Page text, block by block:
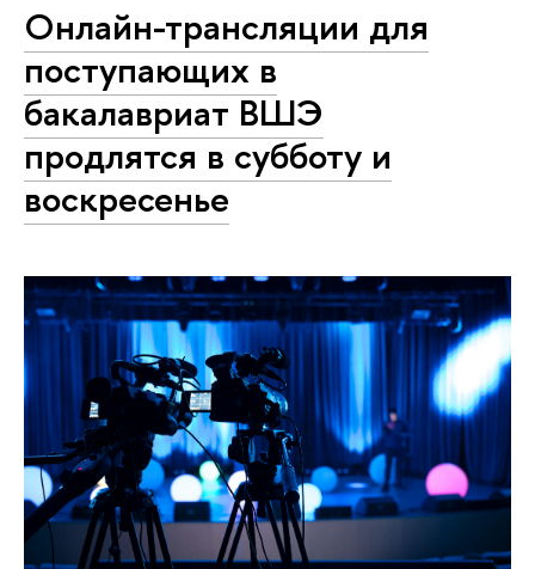
Онлайн-трансляции для
поступающих в
бакалавриат ВШЭ
продлятся в субботу и
воскресенье